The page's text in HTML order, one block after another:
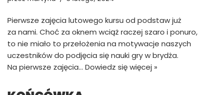
Pierwsze zajęcia lutowego kursu od podstaw już
za nami. Choć za oknem wciąż raczej szaro i ponuro,
to nie miało to przełożenia na motywacje naszych
uczestników do podjęcia się nauki gry w brydża.
Na pierwsze zajęcia… Dowiedz się więcej »